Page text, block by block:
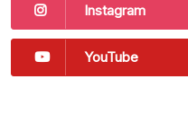
Instagram
YouTube